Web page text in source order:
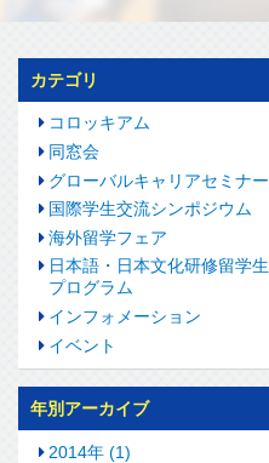
カテゴリ
コロッキアム
同窓会
グローバルキャリアセミナー
国際学生交流シンポジウム
海外留学フェア
日本語・日本文化研修留学生
プログラム
インフォメーション
イベント
年別アーカイブ
2014年 (1)